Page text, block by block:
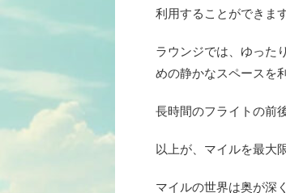
利用することができます
ラウンジでは、ゆった
めの静かなスペースを
長時間のフライトの前
以上が、マイルを最大
マイルの世界は奥が深